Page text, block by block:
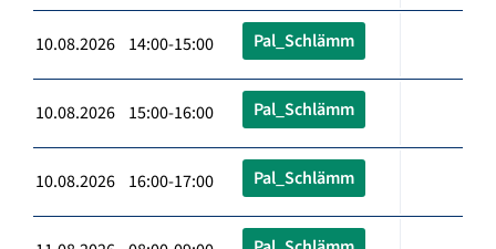
10.08.2026 14:00-15:00 Pal_Schlämm
10.08.2026 15:00-16:00 Pal_Schlämm
10.08.2026 16:00-17:00 Pal_Schlämm